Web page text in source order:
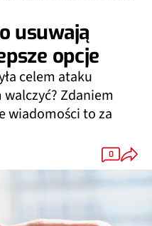
usuwają
opcje
celem ataku
Zdaniem
wiadomości to za
0